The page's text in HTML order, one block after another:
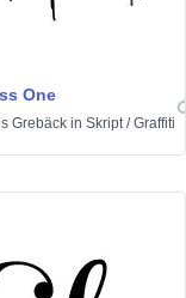
One
Grebäck in Skript/Graffiti